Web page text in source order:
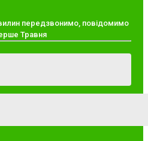
передзвонимо, повідомимо
Травня